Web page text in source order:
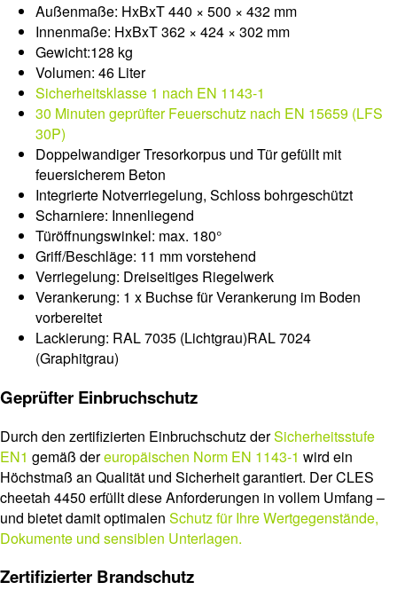
Außenmaße: HxBxT 440 × 500 × 432 mm
Innenmaße: HxBxT 362 × 424 × 302 mm
Gewicht:128 kg
Volumen: 46 Liter
Sicherheitsklasse 1 nach EN 1143-1
30 Minuten geprüfter Feuerschutz nach EN 15659 (LFS
30P)
Doppelwandiger Tresorkorpus und Tür gefüllt mit
feuersicherem Beton
Integrierte Notverriegelung, Schloss bohrgeschützt
Scharniere: Innenliegend
Türöffnungswinkel: max. 180°
Griff/Beschläge: 11 mm vorstehend
Verriegelung: Dreiseitiges Riegelwerk
Verankerung: 1 x Buchse für Verankerung im Boden
vorbereitet
Lackierung: RAL 7035 (Lichtgrau)RAL 7024
(Graphitgrau)
Geprüfter Einbruchschutz
Durch den zertifizierten Einbruchschutz derSicherheitsstufe
EN1 gemäß dereuropäischen Norm EN 1143-1 wird ein
Höchstmaß an Qualität und Sicherheit garantiert. Der CLES
cheetah 4450 erfüllt diese Anforderungen in vollem Umfang –
und bietet damit optimalen Schutz für Ihre Wertgegenstände,
Dokumente und sensiblen Unterlagen.
Zertifizierter Brandschutz